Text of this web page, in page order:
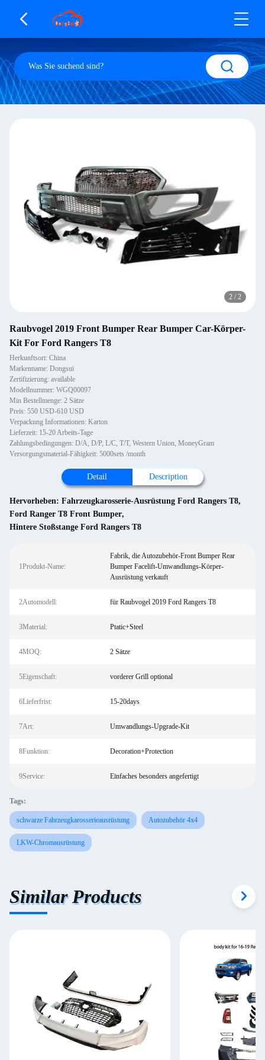
2 / 2
Raubvogel 2019 Front Bumper Rear Bumper Car-Körper-
Kit For Ford Rangers T8
Herkunftsort: China
Markenname: Dongsui
Zertifizierung: available
Modellnummer: WGQ00097
Min Bestellmenge: 2 Sätze
Preis: 550 USD-610 USD
Verpackung Informationen: Karton
Lieferzeit: 15-20 Arbeits-Tage
Zahlungsbedingungen: D/A, D/P, L/C, T/T, Western Union, MoneyGram
Versorgungsmaterial-Fähigkeit: 5000sets /month
Detail Description
Hervorheben: Fahrzeugkarosserie-Ausrüstung Ford Rangers T8,
Ford Ranger T8 Front Bumper,
Hintere Stoßstange Ford Rangers T8
1Produkt-Name:
Fabrik, die Autozubehör-Front Bumper Rear
Bumper Facelift-Umwandlungs-Körper-
Ausrüstung verkauft
2Automodell: für Raubvogel 2019 Ford Rangers T8
3Material: Ptatic+Steel
4MOQ: 2 Sätze
5Eigenschaft: vorderer Grill optional
6Lieferfrist: 15-20days
7Art: Umwandlungs-Upgrade-Kit
8Funktion: Decoration+Protection
9Service: Einfaches besonders angefertigt
Tags:
schwarze Fahrzeugkarosserieausrüstung Autozubehör 4x4
LKW-Chromausrüstung
Similar Products